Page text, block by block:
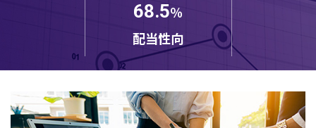
68.5％
配当性向